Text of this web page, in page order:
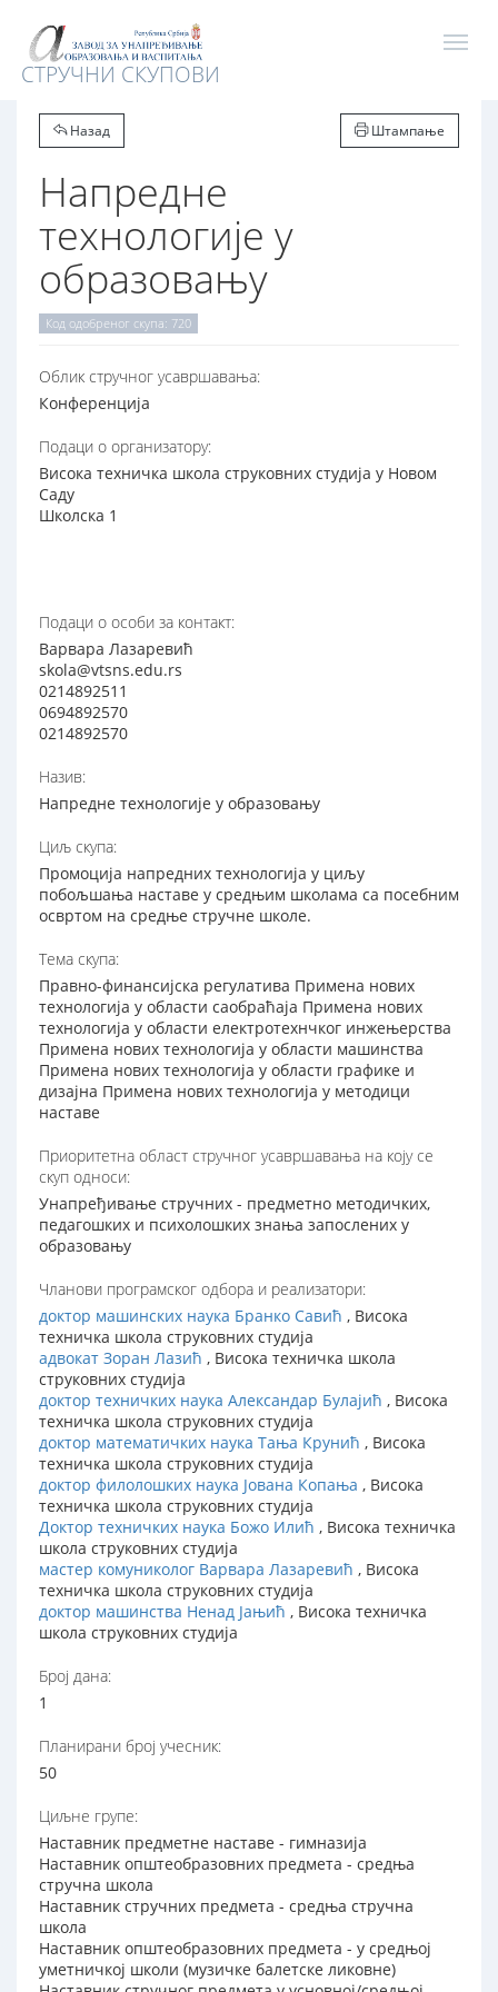
СТРУЧНИ СКУПОВИ
Назад Штампање
Напредне
технологије у
образовању
Код одобреног скупа: 720
Oблик стручног усавршавања:
Конференција
Подаци о организатору:
Висока техничка школа струковних студија у Новом
Саду
Школска 1
Подаци о особи за контакт:
Варвара Лазаревић
skola@vtsns.edu.rs
0214892511
0694892570
0214892570
Назив:
Напредне технологије у образовању
Циљ скупа:
Промоција напредних технологија у циљу
побољшања наставе у средњим школама са посебним
освртом на средње стручне школе.
Тема скупа:
Правно-финансијска регулатива Примена нових
технологија у области саобраћаја Примена нових
технологија у области електротехнчког инжењерства
Примена нових технологија у области машинства
Примена нових технологија у области графике и
дизајна Примена нових технологија у методици
наставе
Приоритетна област стручног усавршавања на коју се
скуп односи:
Унапређивање стручних - предметно методичких,
педагошких и психолошких знања запослених у
образовању
Чланови програмског одбора и реализатори:
доктор машинских наука Бранко Савић , Висока
техничка школа струковних студија
адвокат Зоран Лазић , Висока техничка школа
струковних студија
доктор техничких наука Александар Булајић , Висока
техничка школа струковних студија
доктор математичких наука Taња Крунић , Висока
техничка школа струковних студија
доктор филолошких наука Јована Копања , Висока
техничка школа струковних студија
Доктор техничких наука Божо Илић , Висока техничка
школа струковних студија
мастер комуниколог Варвара Лазаревић , Висока
техничка школа струковних студија
доктор машинства Ненад Јањић , Висока техничка
школа струковних студија
Број дана:
1
Планирани број учесник:
50
Циљне групе:
Наставник предметне наставе - гимназија
Наставник општеобразовних предмета - средња
стручна школа
Наставник стручних предмета - средња стручна
школа
Наставник општеобразовних предмета - у средњој
уметничкој школи (музичке балетске ликовне)